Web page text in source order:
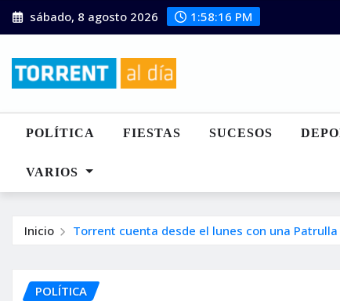
Saltar
al
sábado, 8 agosto 2026 1:58:18 PM
POLÍTICA FIESTAS SUCESOS
VARIOS
Inicio Torrent cuenta desde el lunes con una
POLÍTICA